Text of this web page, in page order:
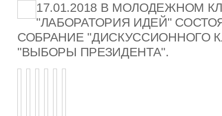
17.01.2018 В МОЛОДЕЖНОМ
"ЛАБОРАТОРИЯ ИДЕЙ"
СОБРАНИЕ "ДИСКУССИОННОГО
"ВЫБОРЫ ПРЕЗИДЕНТА".